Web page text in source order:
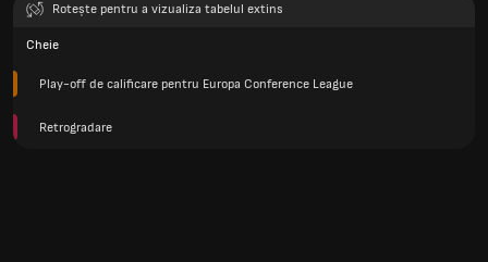
Rotește pentru a vizualiza tabelul extins
Cheie
Play-off de calificare pentru Europa Conference League
Retrogradare